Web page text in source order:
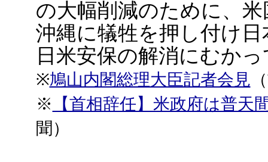
の大幅削減のために、
沖縄に犠牲を押し付け
日米安保の解消にむか
※鳩山内閣総理大臣記者会見
※
【首相辞任】米政府は普天
聞）